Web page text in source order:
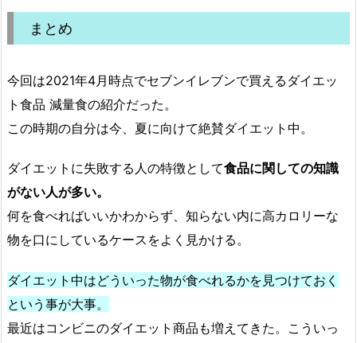
まとめ
今回は2021年4月時点でセブンイレブンで買えるダイエッ
ト食品 減量食の紹介だった。
この時期の自分は今、夏に向けて絶賛ダイエット中。
ダイエットに失敗する人の特徴として食品に関しての知識
がない人が多い。
何を食べればいいかわからず、知らない内に高カロリーな
物を口にしているケースをよく見かける。
ダイエット中はどういった物が食べれるかを見つけておく
という事が大事。
最近はコンビニのダイエット商品も増えてきた。こういっ